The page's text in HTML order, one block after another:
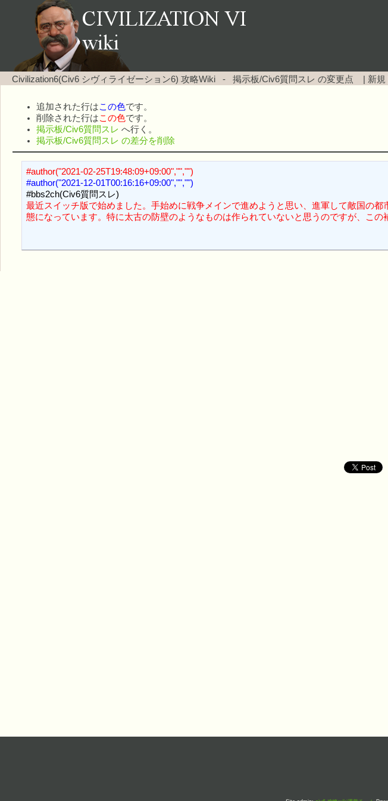
Civilization6(Civ6 シヴィライゼーション6) 攻略Wiki - 掲示板/Civ6質問スレ の変更点 | 新規
追加された行はこの色です。
削除された行はこの色です。
掲示板/Civ6質問スレ へ行く。
掲示板/Civ6質問スレ の差分を削除
#author("2021-02-25T19:48:09+09:00","","")
#author("2021-12-01T00:16:16+09:00","","")
最近スイッチ版で始めました。手始めに戦争メインで進めようと思い、進軍して敵国の
態になっています。特に太古の防壁のようなものは作られていないと思うのですが、この